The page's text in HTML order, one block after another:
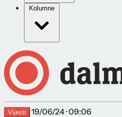
Kolumne
Vijesti 19/06/24 · 09:06